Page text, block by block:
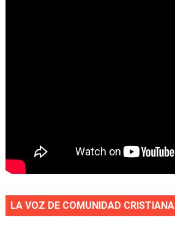
LA VOZ DE COMUNIDAD CRISTIANA